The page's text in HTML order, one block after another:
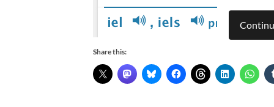
Share this: